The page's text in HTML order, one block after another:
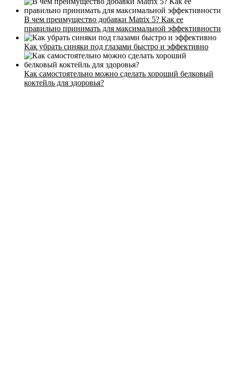
В чем преимущество добавки Matrix 5? Как ее
правильно принимать для максимальной эффективности
Как убрать синяки под глазами быстро и эффективно
Как самостоятельно можно сделать хороший белковый
коктейль для здоровья?
Тренеры
Контакты